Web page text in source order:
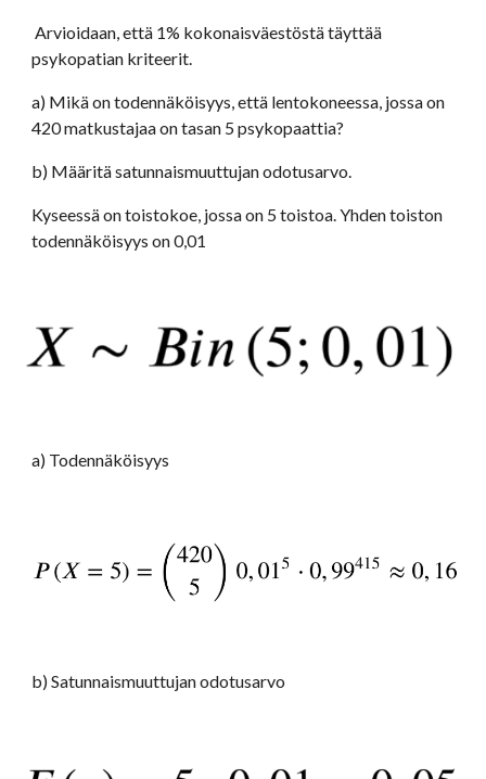
Arvioidaan, että 1% kokonaisväestöstä täyttää
psykopatian kriteerit.
a) Mikä on todennäköisyys, että lentokoneessa, jossa on
420 matkustajaa on tasan 5 psykopaattia?
b) Määritä satunnaismuuttujan odotusarvo.
Kyseessä on toistokoe, jossa on 5 toistoa. Yhden toiston
todennäköisyys on 0,01
a) Todennäköisyys
b) Satunnaismuuttujan odotusarvo